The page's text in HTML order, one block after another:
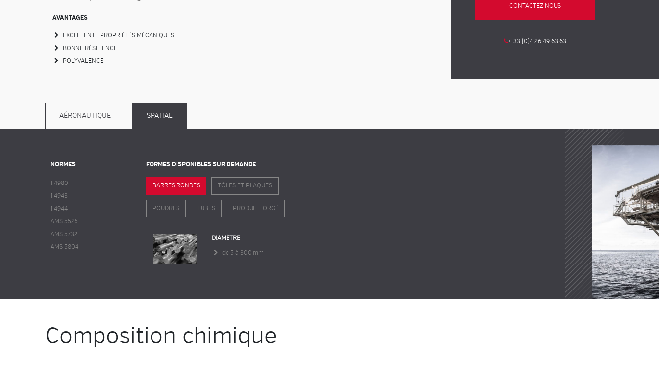
AVANTAGES
EXCELLENTE PROPRIÉTÉS MÉCANIQUES
BONNE RÉSILIENCE
POLYVALENCE
CONTACTEZ NOUS
+ 33 (0)4 26 49 63 63
AÉRONAUTIQUE SPATIAL
NORMES
1.4980
1.4943
1.4944
AMS 5525
AMS 5732
AMS 5804
FORMES DISPONIBLES SUR DEMANDE
BARRES RONDES TÔLES ET PLAQUES
POUDRES TUBES PRODUIT FORGÉ
DIAMÈTRE
de 5 à 300 mm
Composition chimique